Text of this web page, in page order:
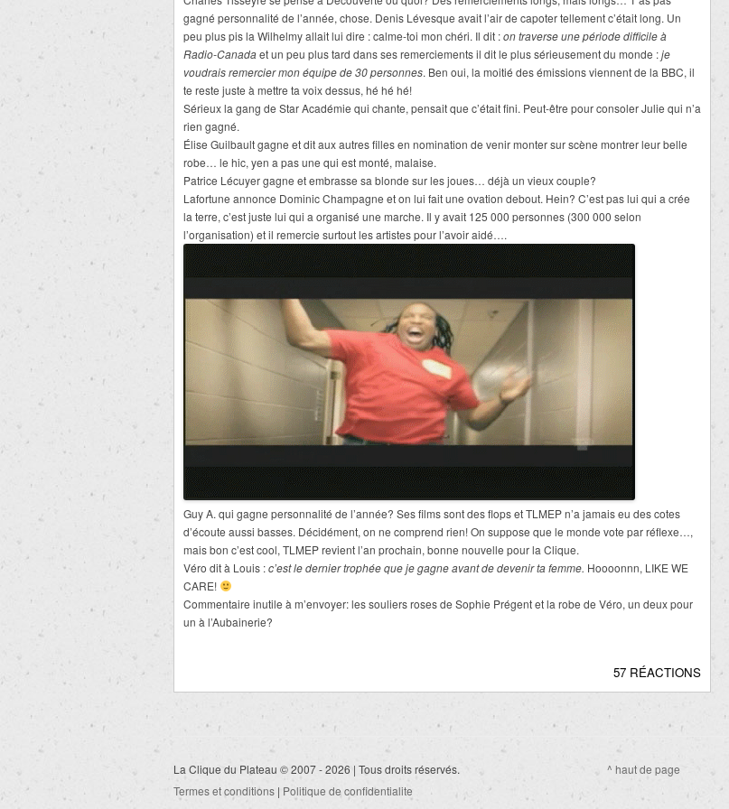
gagné personnalité de l’année, chose. Denis Lévesque avait l’air de capoter tellement c’était long. Un
peu plus pis la Wilhelmy allait lui dire : calme-toi mon chéri. Il dit :on traverse une période difficile à
Radio-Canadaet un peu plus tard dans ses remerciements il dit le plus sérieusement du monde :je
voudrais remercier mon équipe de 30 personnes. Ben oui, la moitié des émissions viennent de la BBC, il
te reste juste à mettre ta voix dessus, hé hé hé!
Sérieux la gang de Star Académie qui chante, pensait que c’était fini. Peut-être pour consoler Julie qui n’a
rien gagné.
Élise Guilbault gagne et dit aux autres filles en nomination de venir monter sur scène montrer leur belle
robe… le hic, yen a pas une qui est monté, malaise.
Patrice Lécuyer gagne et embrasse sa blonde sur les joues… déjà un vieux couple?
Lafortune annonce Dominic Champagne et on lui fait une ovation debout. Hein? C’est pas lui qui a crée
la terre, c’est juste lui qui a organisé une marche. Il y avait 125 000 personnes (300 000 selon
l’organisation) et il remercie surtout les artistes pour l’avoir aidé….
Guy A. qui gagne personnalité de l’année? Ses films sont des flops et TLMEP n’a jamais eu des cotes
d’écoute aussi basses. Décidément, on ne comprend rien! On suppose que le monde vote par réflexe…,
mais bon c’est cool, TLMEP revient l’an prochain, bonne nouvelle pour la Clique.
Véro dit à Louis :c’est le dernier trophée que je gagne avant de devenir ta femme. Hoooonnn, LIKE WE
CARE!
Commentaire inutile à m’envoyer: les souliers roses de Sophie Prégent et la robe de Véro, un deux pour
un à l’Aubainerie?
57 RÉACTIONS
La Clique du Plateau © 2007 - 2026 | Tous droits réservés.
Termes et conditions | Politique de confidentialite
^ haut de page